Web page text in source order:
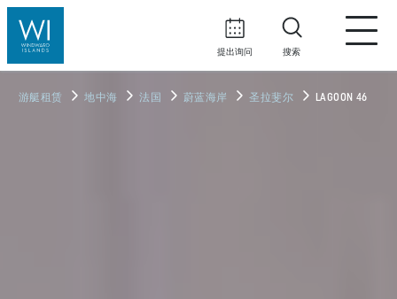
提出询问 搜索
游艇租赁 地中海 法国 蔚蓝海岸 圣拉斐尔 LAGOON 46